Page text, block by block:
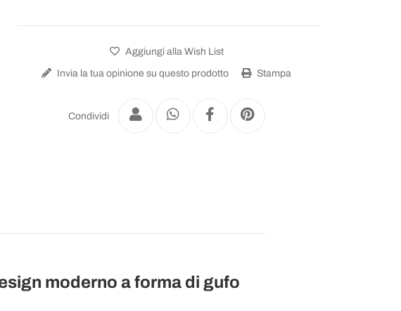
Aggiungi alla Wish List
Invia la tua opinione su questo prodotto Stampa
Condividi
moderno a forma di gufo